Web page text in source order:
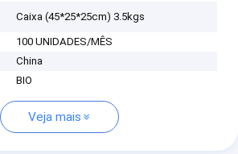
Caixa (45*25*25cm) 3.5kgs
100 UNIDADES/MÊS
China
BIO
Veja mais